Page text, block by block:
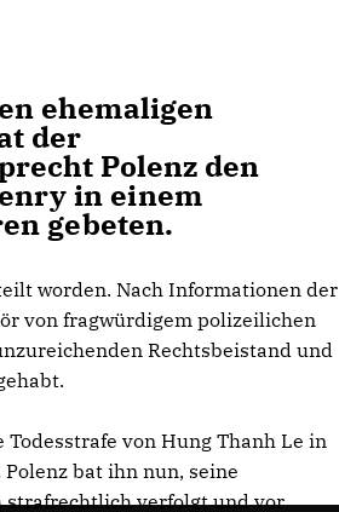
ehemaligen
der
Polenz den
in einem
gebeten.
worden. Nach Informationen der
von fragwürdigem polizeilichen
Rechtsbeistand und
von Hung Thanh Le in
bat ihn nun, seine
strafrechtlich verfolgt und vor